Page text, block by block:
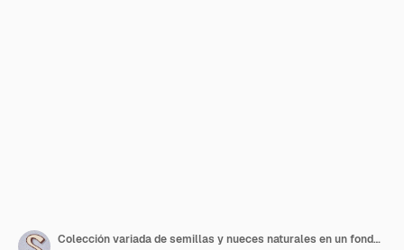
Colección variada de semillas y nueces naturales en un fondo transparente